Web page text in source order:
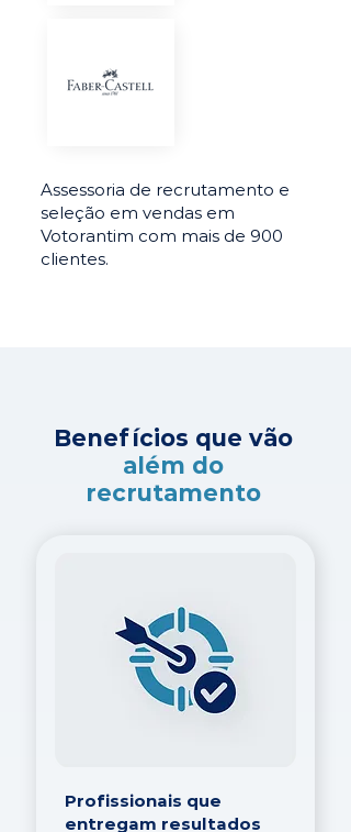
Assessoria de recrutamento e
seleção em vendas em
Votorantim com mais de 900
clientes.
Benefícios que vão
além do
recrutamento
Profissionais que
entregam resultados